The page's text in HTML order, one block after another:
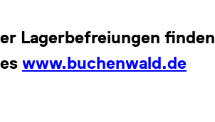
Lagerbefreiungen finden
www.buchenwald.de